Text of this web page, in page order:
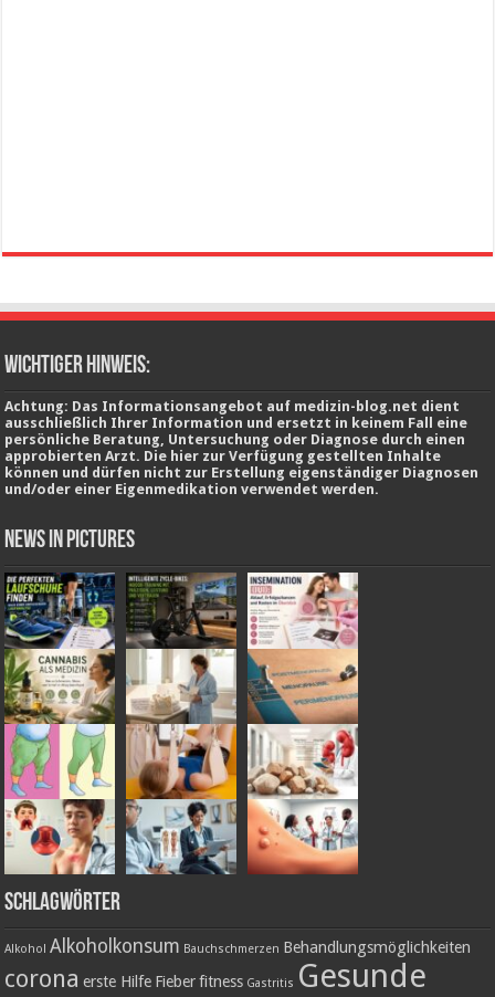
wichtiger Hinweis:
Achtung: Das Informationsangebot auf medizin-blog.net dient
ausschließlich Ihrer Information und ersetzt in keinem Fall eine
persönliche Beratung, Untersuchung oder Diagnose durch einen
approbierten Arzt. Die hier zur Verfügung gestellten Inhalte
können und dürfen nicht zur Erstellung eigenständiger Diagnosen
und/oder einer Eigenmedikation verwendet werden.
News in Pictures
Schlagwörter
Alkohol Alkoholkonsum Bauchschmerzen Behandlungsmöglichkeiten
corona erste Hilfe Fieber fitness Gastritis Gesunde